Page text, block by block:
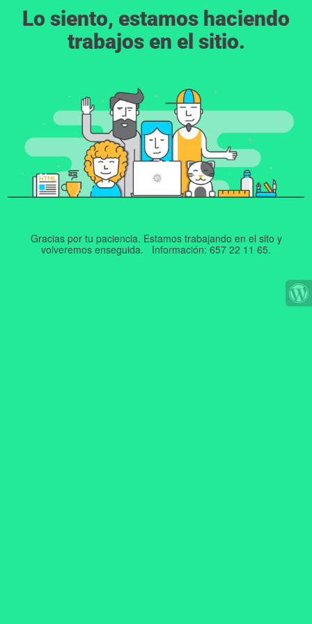
Lo siento, estamos haciendo
trabajos en el sitio.
Gracias por tu paciencia. Estamos trabajando en el sito y
volveremos enseguida. Información: 657 22 11 65.